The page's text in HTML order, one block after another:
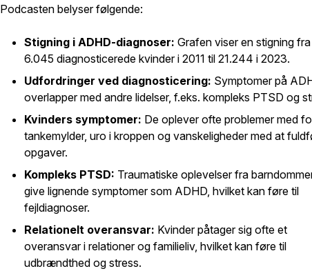
Podcasten belyser følgende:
Stigning i ADHD-diagnoser: Grafen viser en stigning fra
6.045 diagnosticerede kvinder i 2011 til 21.244 i 2023.
Udfordringer ved diagnosticering: Symptomer på
overlapper med andre lidelser, f.eks. kompleks PTSD og
Kvinders symptomer: De oplever ofte problemer med
tankemylder, uro i kroppen og vanskeligheder med at
opgaver.
Kompleks PTSD: Traumatiske oplevelser fra
give lignende symptomer som ADHD, hvilket kan føre til
fejldiagnoser.
Relationelt overansvar: Kvinder påtager sig ofte et
overansvar i relationer og familieliv, hvilket kan føre til
udbrændthed og stress.